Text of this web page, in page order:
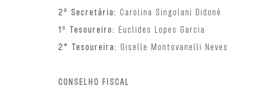
2ª Secretária: Carolina Singolani Didoné
1º Tesoureiro: Euclides Lopes Garcia
2° Tesoureira: Giselle Montovanelli Neves
CONSELHO FISCAL